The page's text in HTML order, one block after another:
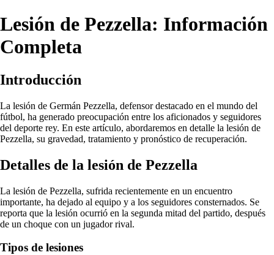
Lesión de Pezzella: Información
Completa
Introducción
La lesión de Germán Pezzella, defensor destacado en el mundo del
fútbol, ha generado preocupación entre los aficionados y seguidores
del deporte rey. En este artículo, abordaremos en detalle la lesión de
Pezzella, su gravedad, tratamiento y pronóstico de recuperación.
Detalles de la lesión de Pezzella
La lesión de Pezzella, sufrida recientemente en un encuentro
importante, ha dejado al equipo y a los seguidores consternados. Se
reporta que la lesión ocurrió en la segunda mitad del partido, después
de un choque con un jugador rival.
Tipos de lesiones